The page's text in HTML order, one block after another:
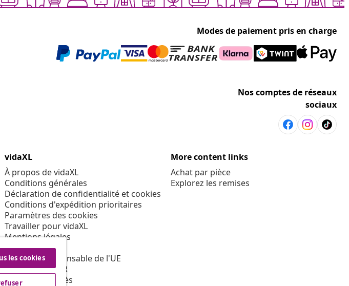
Modes de paiement pris en charge
Nos comptes de réseaux
sociaux
vidaXL
À propos de vidaXL
Conditions générales
Déclaration de confidentialité et cookies
Conditions d'expédition prioritaires
Paramètres des cookies
Travailler pour vidaXL
Mentions légales
Sécurité
Personne responsable de l'UE
Politique de EPR
Condition d'accès
More content links
Achat par pièce
Explorez les remises
les cookies